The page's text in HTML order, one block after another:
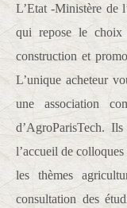
L’Etat -Ministère de
qui repose le choix
construction et
L’unique acheteur
une association
d’AgroParisTech.
l’accueil de colloques
les thèmes
consultation des